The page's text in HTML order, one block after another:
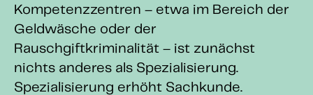
Kompetenzzentren – etwa im Bereich der
Geldwäsche oder der
Rauschgiftkriminalität – ist zunächst
nichts anderes als Spezialisierung.
Spezialisierung erhöht Sachkunde.